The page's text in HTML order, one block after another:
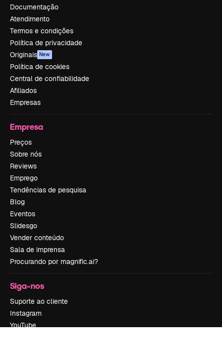
Documentação
Atendimento
Termos e condições
Política de privacidade
Originais New
Política de cookies
Central de confiabilidade
Afiliados
Empresas
Empresa
Preços
Sobre nós
Reviews
Emprego
Tendências de pesquisa
Blog
Eventos
Slidesgo
Vender conteúdo
Sala de imprensa
Procurando por magnific.ai?
Siga-nos
Suporte ao cliente
Instagram
YouTube